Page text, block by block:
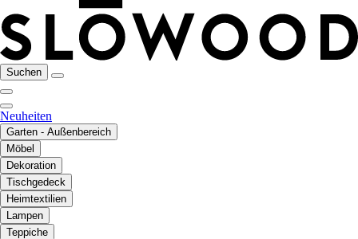
Suchen
Neuheiten
Garten - Außenbereich
Möbel
Dekoration
Tischgedeck
Heimtextilien
Lampen
Teppiche